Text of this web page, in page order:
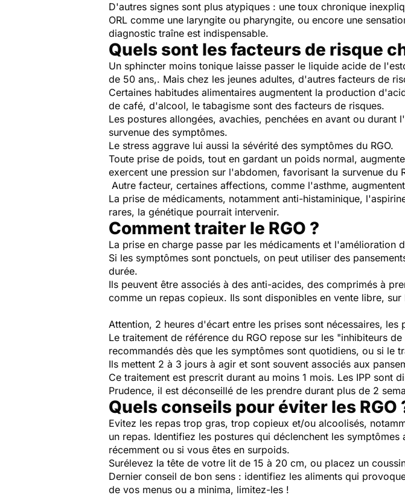
D'autres signes sont plus atypiques : une toux chronique
ORL comme une laryngite ou pharyngite, ou encore une
diagnostic traîne est indispensable.
Quels sont les facteurs de risque
Un sphincter moins tonique laisse passer le liquide acide de
de 50 ans,. Mais chez les jeunes adultes, d'autres facteurs de
Certaines habitudes alimentaires augmentent la production
de café, d'alcool, le tabagisme sont des facteurs de risques.
Les postures allongées, avachies, penchées en avant ou
survenue des symptômes.
Le stress aggrave lui aussi la sévérité des symptômes du RGO.
Toute prise de poids, tout en gardant un poids normal,
exercent une pression sur l'abdomen, favorisant la survenue
Autre facteur, certaines affections, comme l'asthme,
La prise de médicaments, notamment anti-histaminique,
rares, la génétique pourrait intervenir.
Comment traiter le RGO ?
La prise en charge passe par les médicaments et l'amélioration
Si les symptômes sont ponctuels, on peut utiliser des
durée.
Ils peuvent être associés à des anti-acides, des comprimés à
comme un repas copieux. Ils sont disponibles en vente libre,
Attention, 2 heures d'écart entre les prises sont nécessaires,
Le traitement de référence du RGO repose sur les "inhibiteurs
recommandés dès que les symptômes sont quotidiens, ou si le
Ils mettent 2 à 3 jours à agir et sont souvent associés aux
Ce traitement est prescrit durant au moins 1 mois. Les IPP sont
Prudence, il est déconseillé de les prendre durant plus de 2
Quels conseils pour éviter les RGO
Evitez les repas trop gras, trop copieux et/ou alcoolisés,
un repas. Identifiez les postures qui déclenchent les
récemment ou si vous êtes en surpoids.
Surélevez la tête de votre lit de 15 à 20 cm, ou placez un
Dernier conseil de bon sens : identifiez les aliments qui
de vos menus ou a minima, limitez-les !